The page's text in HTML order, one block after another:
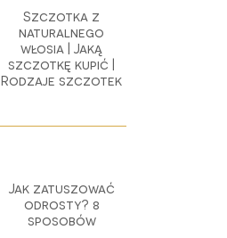
Szczotka z
naturalnego
włosia | Jaką
szczotkę kupić |
Rodzaje szczotek
Jak zatuszować
odrosty? 8
sposobów